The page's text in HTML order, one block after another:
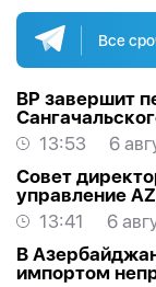
Все
BP завершит
года13:53
6
Совет
управление
13:41
6
В
импортом